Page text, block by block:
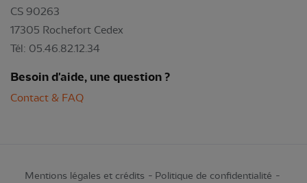
CS 90263
17305 Rochefort Cedex
Tél: 05.46.82.12.34
Besoin d'aide, une question ?
Contact & FAQ
Mentions légales et crédits Politique de confidentialité